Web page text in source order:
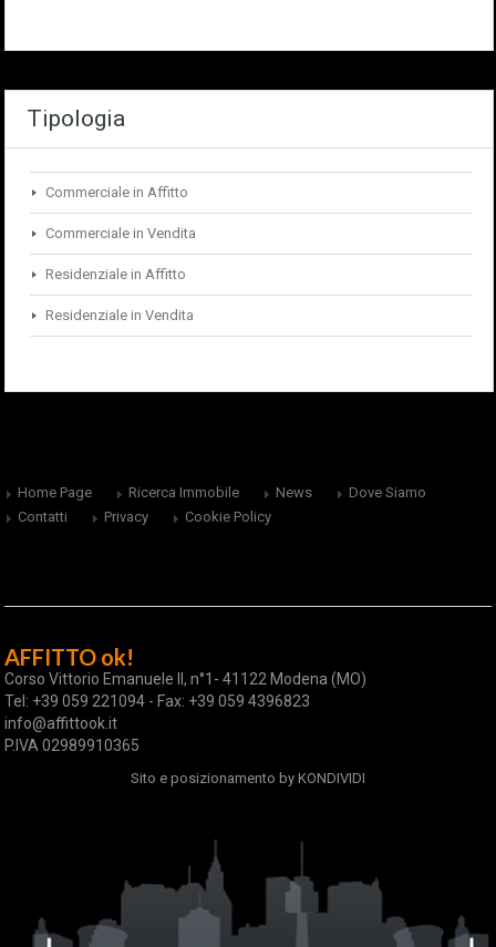
Tipologia
Commerciale in Affitto
Commerciale in Vendita
Residenziale in Affitto
Residenziale in Vendita
Home Page Ricerca Immobile News
Dove Siamo
Contatti
Privacy Cookie Policy
AFFITTO ok!
Corso Vittorio Emanuele II, n°1- 41122 Modena (MO)
Tel: +39 059 221094 - Fax: +39 059 4396823
info@affittook.it
P.IVA 02989910365
Sito e posizionamento by KONDIVIDI